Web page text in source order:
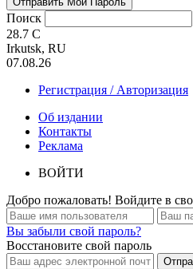
Поиск
28.7 C
Irkutsk, RU
07.08.26
Регистрация / Авторизация
Об издании
Контакты
Реклама
ВОЙТИ
Добро пожаловать! Войдите в
Вы забыли свой пароль?
Восстановите свой пароль